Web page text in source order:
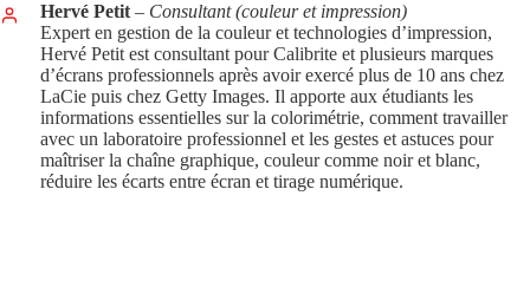
Hervé Petit – Consultant (couleur et impression)
Expert en gestion de la couleur et technologies d’impression,
Hervé Petit est consultant pour Calibrite et plusieurs marques
d’écrans professionnels après avoir exercé plus de 10 ans chez
LaCie puis chez Getty Images. Il apporte aux étudiants les
informations essentielles sur la colorimétrie, comment travailler
avec un laboratoire professionnel et les gestes et astuces pour
maîtriser la chaîne graphique, couleur comme noir et blanc,
réduire les écarts entre écran et tirage numérique.